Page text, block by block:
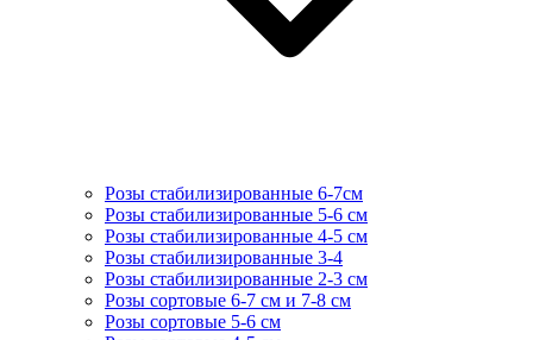
Розы стабилизированные 6-7см
Розы стабилизированные 5-6 см
Розы стабилизированные 4-5 см
Розы стабилизированные 3-4
Розы стабилизированные 2-3 см
Розы сортовые 6-7 см и 7-8 см
Розы сортовые 5-6 см